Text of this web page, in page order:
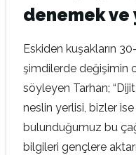
denemek ve
Eskiden kuşakların
şimdilerde değişimin
söyleyen Tarhan;
neslin yerlisi, bizler
bulunduğumuz bu
bilgileri gençlere